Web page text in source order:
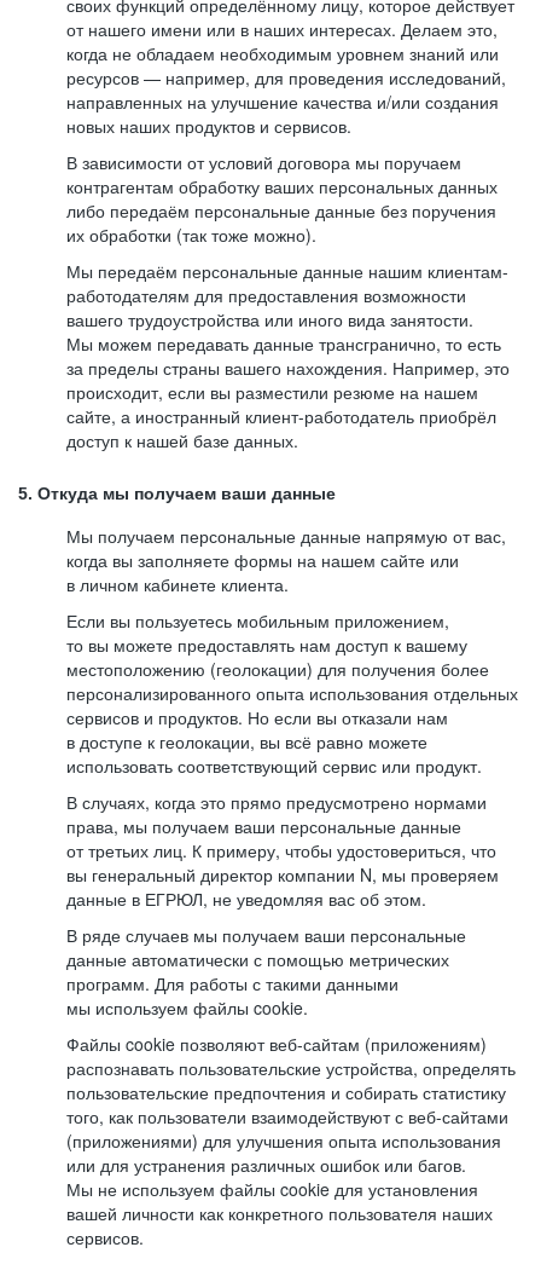
своих функций определённому лицу, которое действует
от нашего имени или в наших интересах. Делаем это,
когда не обладаем необходимым уровнем знаний или
ресурсов — например, для проведения исследований,
направленных на улучшение качества и/или создания
новых наших продуктов и сервисов.
В зависимости от условий договора мы поручаем
контрагентам обработку ваших персональных данных
либо передаём персональные данные без поручения
их обработки (так тоже можно).
Мы передаём персональные данные нашим клиентам-
работодателям для предоставления возможности
вашего трудоустройства или иного вида занятости.
Мы можем передавать данные трансгранично, то есть
за пределы страны вашего нахождения. Например, это
происходит, если вы разместили резюме на нашем
сайте, а иностранный клиент-работодатель приобрёл
доступ к нашей базе данных.
5. Откуда мы получаем ваши данные
Мы получаем персональные данные напрямую от вас,
когда вы заполняете формы на нашем сайте или
в личном кабинете клиента.
Если вы пользуетесь мобильным приложением,
то вы можете предоставлять нам доступ к вашему
местоположению (геолокации) для получения более
персонализированного опыта использования отдельных
сервисов и продуктов. Но если вы отказали нам
в доступе к геолокации, вы всё равно можете
использовать соответствующий сервис или продукт.
В случаях, когда это прямо предусмотрено нормами
права, мы получаем ваши персональные данные
от третьих лиц. К примеру, чтобы удостовериться, что
вы генеральный директор компании N, мы проверяем
данные в ЕГРЮЛ, не уведомляя вас об этом.
В ряде случаев мы получаем ваши персональные
данные автоматически с помощью метрических
программ. Для работы с такими данными
мы используем файлы cookie.
Файлы cookie позволяют веб-сайтам (приложениям)
распознавать пользовательские устройства, определять
пользовательские предпочтения и собирать статистику
того, как пользователи взаимодействуют с веб-сайтами
(приложениями) для улучшения опыта использования
или для устранения различных ошибок или багов.
Мы не используем файлы cookie для установления
вашей личности как конкретного пользователя наших
сервисов.